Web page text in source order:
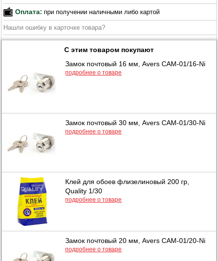
Оплата: при получении наличными либо картой
Нашли ошибку в карточке товара?
С этим товаром покупают
Замок почтовый 16 мм, Avers САМ-01/16-Ni
подробнее о товаре
Замок почтовый 30 мм, Avers САМ-01/30-Ni
подробнее о товаре
Клей для обоев флизелиновый 200 гр,
Quality 1/30
подробнее о товаре
Замок почтовый 20 мм, Avers САМ-01/20-Ni
подробнее о товаре